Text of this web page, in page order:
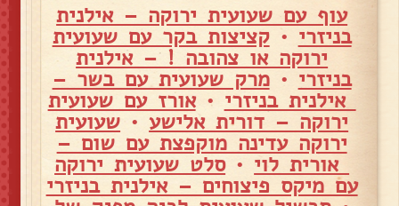
עוף עם שעועית ירוקה – אילנית
בניזרי •קציצות בקר עם שעועית
ירוקה או צהובה ! – אילנית
בניזרי •מרק שעועית עם בשר –
אילנית בניזרי •אורז עם שעועית
ירוקה – דורית אלישע• שעועית
ירוקה עדינה מוקפצת עם שום –
אורית לוי •סלט שעועית ירוקה
עם מיקס פיצוחים – אילנית בניזרי